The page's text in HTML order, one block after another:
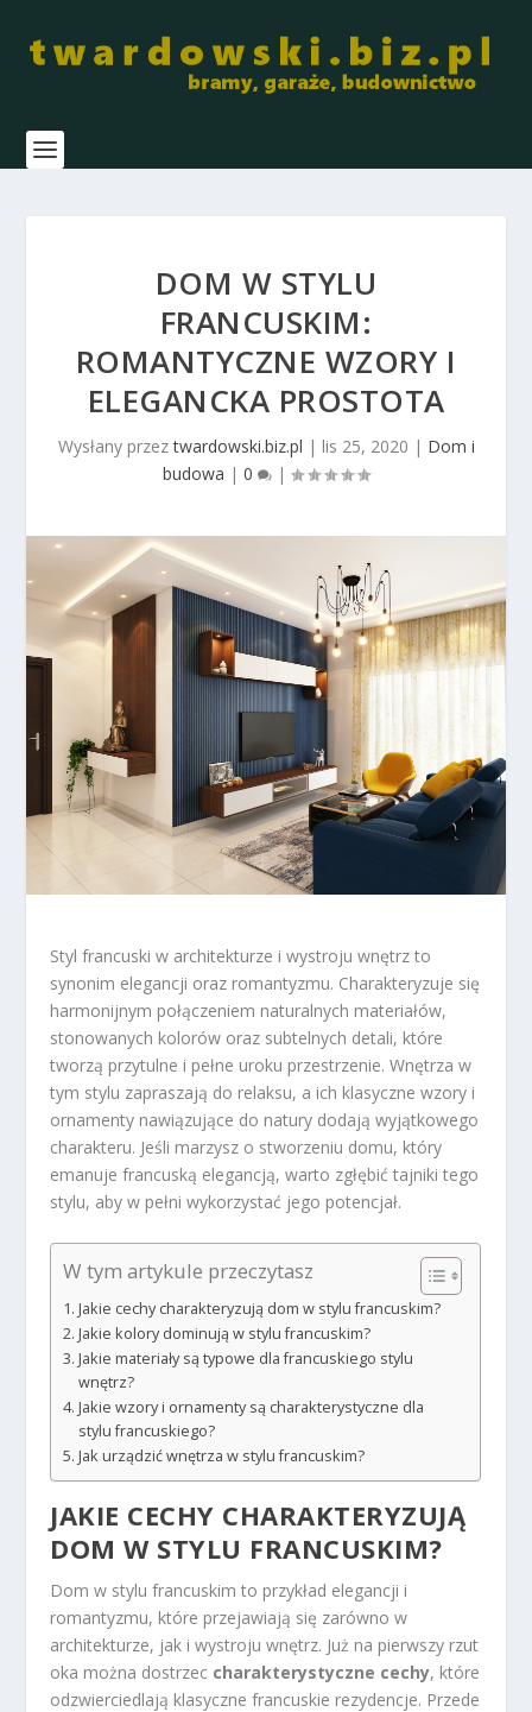
DOM W STYLU
FRANCUSKIM:
ROMANTYCZNE WZORY I
ELEGANCKA PROSTOTA
Wysłany przeztwardowski.biz.pl | lis 25, 2020 | Dom i
budowa | 0 |
Styl francuski w architekturze i wystroju wnętrz to
synonim elegancji oraz romantyzmu. Charakteryzuje się
harmonijnym połączeniem naturalnych materiałów,
stonowanych kolorów oraz subtelnych detali, które
tworzą przytulne i pełne uroku przestrzenie. Wnętrza w
tym stylu zapraszają do relaksu, a ich klasyczne wzory i
ornamenty nawiązujące do natury dodają wyjątkowego
charakteru. Jeśli marzysz o stworzeniu domu, który
emanuje francuską elegancją, warto zgłębić tajniki tego
stylu, aby w pełni wykorzystać jego potencjał.
W tym artykule przeczytasz
Jakie cechy charakteryzują dom w stylu francuskim?
Jakie kolory dominują w stylu francuskim?
Jakie materiały są typowe dla francuskiego stylu
wnętrz?
Jakie wzory i ornamenty są charakterystyczne dla
stylu francuskiego?
Jak urządzić wnętrza w stylu francuskim?
JAKIE CECHY CHARAKTERYZUJĄ
DOM W STYLU FRANCUSKIM?
Dom w stylu francuskim to przykład elegancji i
romantyzmu, które przejawiają się zarówno w
architekturze, jak i wystroju wnętrz. Już na pierwszy rzut
oka można dostrzec charakterystyczne cechy, które
odzwierciedlają klasyczne francuskie rezydencje. Przede